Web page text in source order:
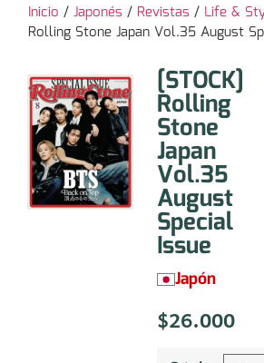
Inicio /Japonés / Revistas / Life &
Rolling Stone Japan Vol.35 August
[STOCK]
Rolling
Stone
Japan
Vol.35
August
Special
Issue
Japón
$26.000